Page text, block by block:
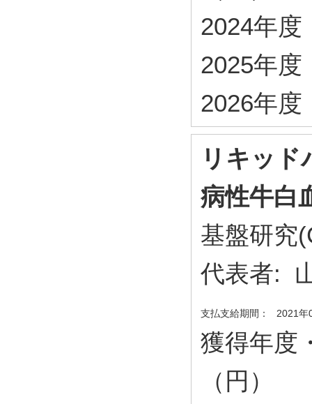
2024年度
2025年度
2026年度
リキッド
病性牛白
基盤研究
代表者:
支払支給期間： 2021年
獲得年度
（円）